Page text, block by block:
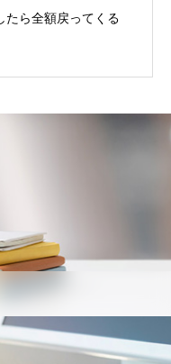
たら全額戻ってくる